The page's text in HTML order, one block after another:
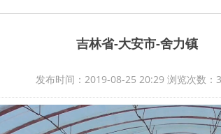
吉林省-大安市-舍力镇
发布时间：2019-08-25 20:29 浏览次数：